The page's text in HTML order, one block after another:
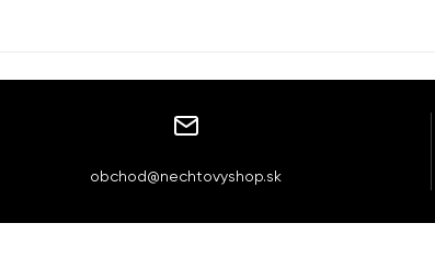
obchod@nechtovyshop.sk